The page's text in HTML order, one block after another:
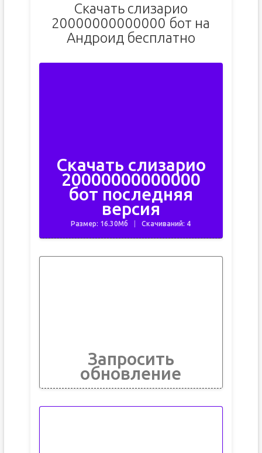
Скачать слизарио
20000000000000 бот на
Андроид бесплатно
Скачать слизарио
20000000000000
бот последняя
версия
Размер: 16.30Мб Скачиваний: 4
Запросить
обновление